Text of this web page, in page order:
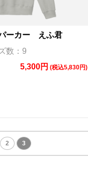
ーカー えふ君
数：9
5,300円 (税込5,830円)
2 3